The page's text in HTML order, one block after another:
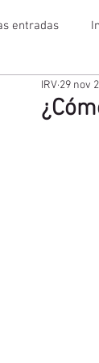
entradas
IRV 29 nov